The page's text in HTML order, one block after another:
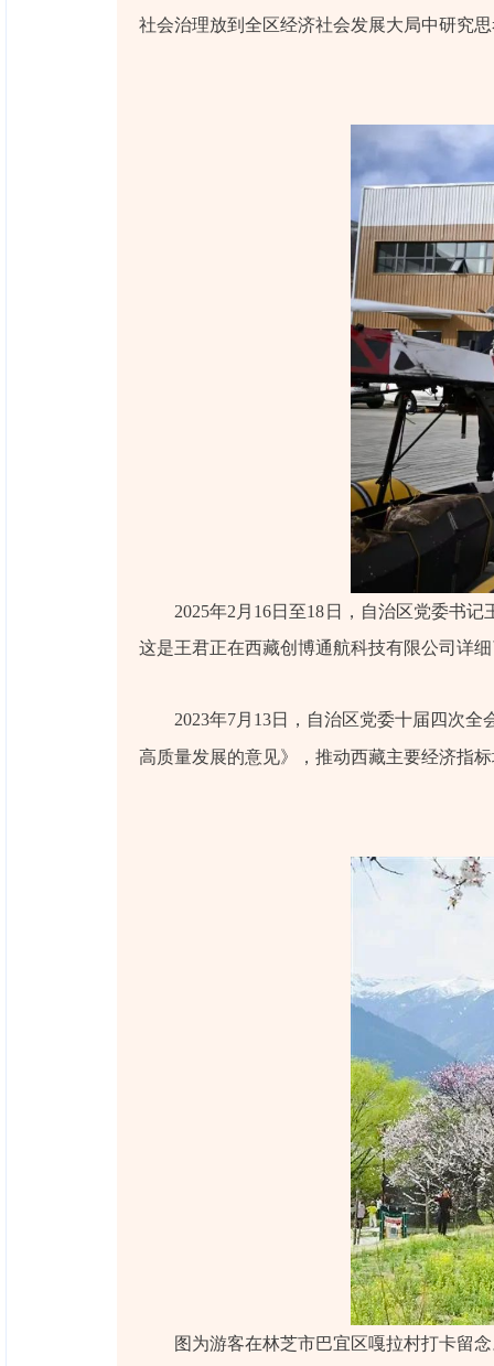
社会治理放到全区经济社会发展大局中研究
2025年2月16日至18日，自治区党委书
这是王君正在西藏创博通航科技有限公司详
2023年7月13日，自治区党委十届四次
高质量发展的意见》，推动西藏主要经济指
图为游客在林芝市巴宜区嘎拉村打卡留